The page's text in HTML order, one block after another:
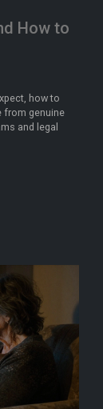
How to
how to
from genuine
and legal